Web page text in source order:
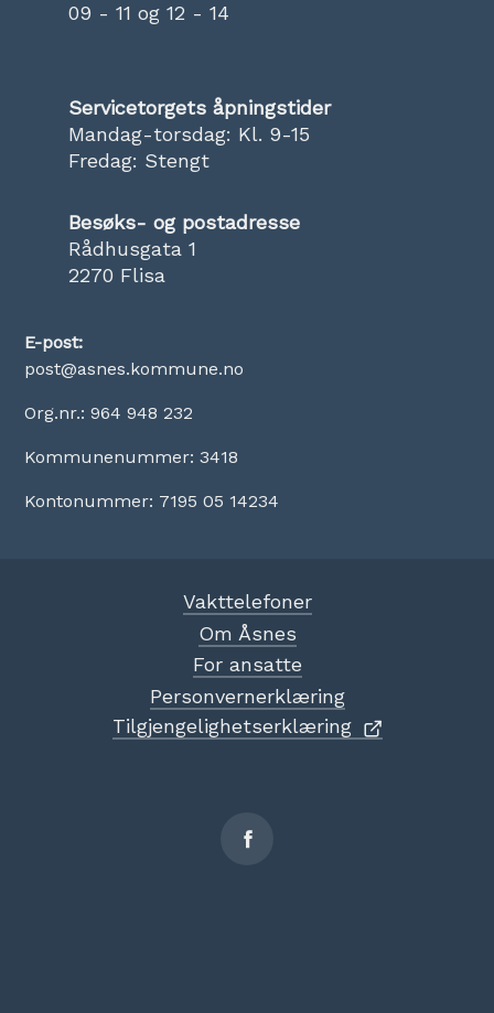
09 - 11 og 12 - 14
Servicetorgets åpningstider
Mandag-torsdag: Kl. 9-15
Fredag: Stengt
Besøks- og postadresse
Rådhusgata 1
2270 Flisa
E-post:
post@asnes.kommune.no
Org.nr.: 964 948 232
Kommunenummer: 3418
Kontonummer: 7195 05 14234
Vakttelefoner
Om Åsnes
For ansatte
Personvernerklæring
Tilgjengelighetserklæring